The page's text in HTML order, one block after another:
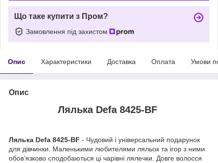
Що таке купити з Пром?
Замовлення під захистом
Опис Характеристики Доставка Оплата Умови
Опис
Лялька Defa 8425-BF
Лялька Defa 8425-BF - Чудовий і універсальний подарунок
для дівчинки. Маленькими любителями ляльок та ігор з ними
обов’язково сподобаються ці чарівні лялечки. Довге волосся